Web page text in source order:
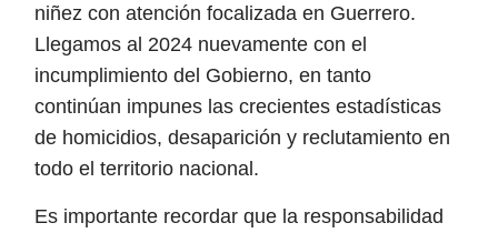
niñez con atención focalizada en Guerrero.
Llegamos al 2024 nuevamente con el
incumplimiento del Gobierno, en tanto
continúan impunes las crecientes estadísticas
de homicidios, desaparición y reclutamiento en
todo el territorio nacional.
Es importante recordar que la responsabilidad